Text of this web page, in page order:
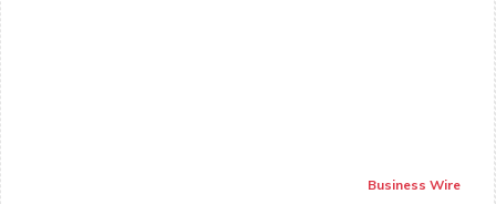
Business Wire